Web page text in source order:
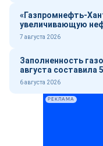
«Газпромнефть-
увеличивающую
7 августа 2026
Заполненность
августа
6 августа 2026
РЕКЛАМА